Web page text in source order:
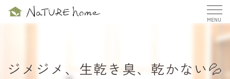
ジメジメ、生乾き臭、乾かない💦